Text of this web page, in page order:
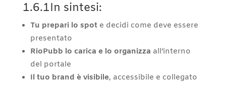
1.6.1In sintesi:
Tu prepari lo spote decidi come deve essere
presentato
RioPubb lo carica e lo organizza all’interno
del portale
Il tuo brand è visibile, accessibile e collegato